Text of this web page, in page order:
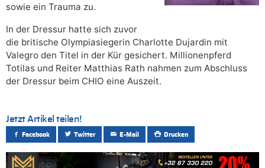
sowie ein Trauma zu.
In der Dressur hatte sich zuvor
die britische Olympiasiegerin Charlotte Dujardin mit
Valegro den Titel in der Kür gesichert. Millionenpferd
Totilas und Reiter Matthias Rath nahmen zum Abschluss
der Dressur beim CHIO eine Auszeit.
Jetzt Artikel teilen!
Facebook Twitter E-Mail Drucken